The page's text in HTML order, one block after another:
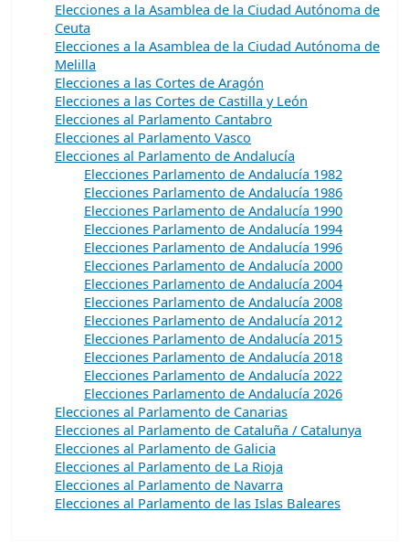
Elecciones a la Asamblea de la Ciudad Autónoma de
Ceuta
Elecciones a la Asamblea de la Ciudad Autónoma de
Melilla
Elecciones a las Cortes de Aragón
Elecciones a las Cortes de Castilla y León
Elecciones al Parlamento Cantabro
Elecciones al Parlamento Vasco
Elecciones al Parlamento de Andalucía
Elecciones Parlamento de Andalucía 1982
Elecciones Parlamento de Andalucía 1986
Elecciones Parlamento de Andalucía 1990
Elecciones Parlamento de Andalucía 1994
Elecciones Parlamento de Andalucía 1996
Elecciones Parlamento de Andalucía 2000
Elecciones Parlamento de Andalucía 2004
Elecciones Parlamento de Andalucía 2008
Elecciones Parlamento de Andalucía 2012
Elecciones Parlamento de Andalucía 2015
Elecciones Parlamento de Andalucía 2018
Elecciones Parlamento de Andalucía 2022
Elecciones Parlamento de Andalucía 2026
Elecciones al Parlamento de Canarias
Elecciones al Parlamento de Cataluña / Catalunya
Elecciones al Parlamento de Galicia
Elecciones al Parlamento de La Rioja
Elecciones al Parlamento de Navarra
Elecciones al Parlamento de las Islas Baleares